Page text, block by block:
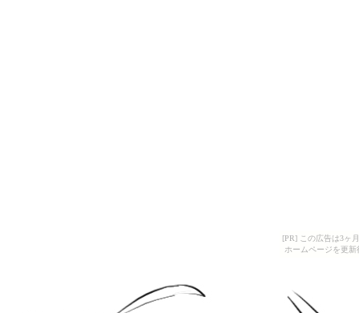
[PR] この広告は3ヶ
ホームページを更